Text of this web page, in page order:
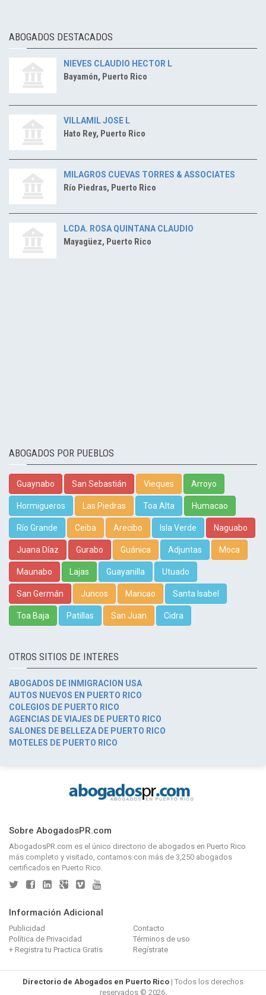
ABOGADOS DESTACADOS
NIEVES CLAUDIO HECTOR L
Bayamón, Puerto Rico
VILLAMIL JOSE L
Hato Rey, Puerto Rico
MILAGROS CUEVAS TORRES & ASSOCIATES
Río Piedras, Puerto Rico
LCDA. ROSA QUINTANA CLAUDIO
Mayagüez, Puerto Rico
ABOGADOS POR PUEBLOS
Guaynabo San Sebastián Vieques Arroyo
Hormigueros Las Piedras Toa Alta Humacao
Río Grande Ceiba Arecibo Isla Verde Naguabo
Juana Díaz Gurabo Guánica Adjuntas Moca
Maunabo Lajas Guayanilla Utuado
San Germán Juncos Maricao Santa Isabel
Toa Baja Patillas San Juan Cidra
OTROS SITIOS DE INTERES
ABOGADOS DE INMIGRACION USA
AUTOS NUEVOS EN PUERTO RICO
COLEGIOS DE PUERTO RICO
AGENCIAS DE VIAJES DE PUERTO RICO
SALONES DE BELLEZA DE PUERTO RICO
MOTELES DE PUERTO RICO
Sobre AbogadosPR.com
AbogadosPR.com es el único directorio de abogados en Puerto Rico
más completo y visitado, contamos con más de 3,250 abogados
certificados en Puerto Rico.
Información Adicional
Publicidad
Contacto
Política de Privacidad
Términos de uso
+ Registra tu Practica Gratis
Regístrate
Directorio de Abogados en Puerto Rico | Todos los derechos
reservados © 2026.